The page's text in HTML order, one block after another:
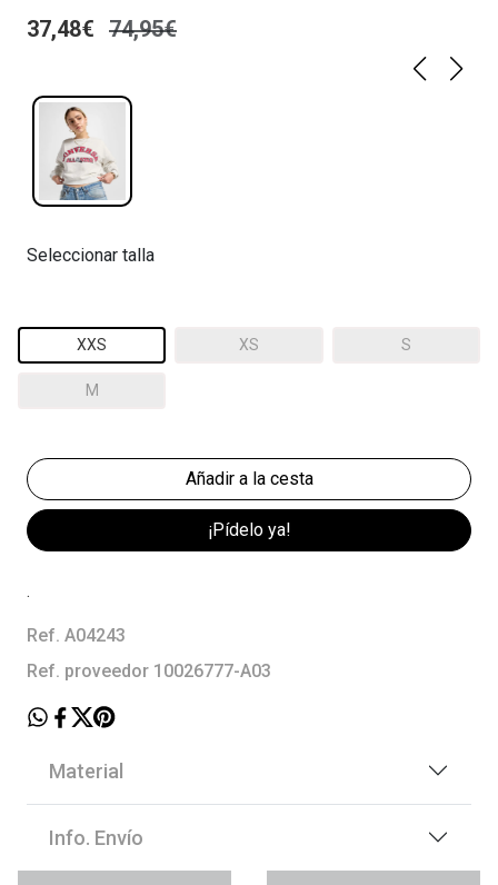
37,48€ 74,95€
Seleccionar talla
XXS XS S
M
¡Pídelo ya!
.
Ref. A04243
Ref. proveedor 10026777-A03
Material
Info. Envío